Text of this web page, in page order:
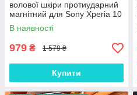
волової шкіри протиударний
магнітний для Sony Xperia 10
II "BULL"
В наявності
979 ₴ 1 579 ₴
Купити